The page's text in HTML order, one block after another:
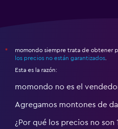
*
momondo siempre trata de obtener
los precios no están garantizados
Esta es la razón:
momondo no es el
Agregamos montones de
¿Por qué los precios no son